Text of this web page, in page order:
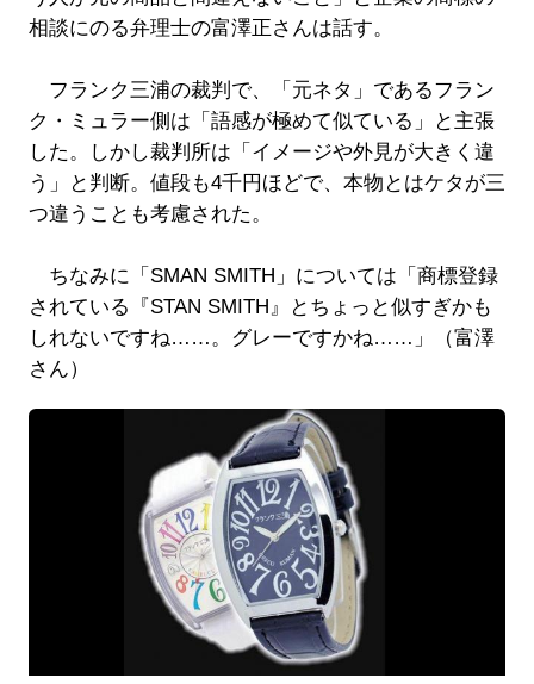
相談にのる弁理士の富澤正さんは話す。
フランク三浦の裁判で、「元ネタ」であるフラン
ク・ミュラー側は「語感が極めて似ている」と主張
した。しかし裁判所は「イメージや外見が大きく違
う」と判断。値段も4千円ほどで、本物とはケタが三
つ違うことも考慮された。
ちなみに「SMAN SMITH」については「商標登録
されている『STAN SMITH』とちょっと似すぎかも
しれないですね……。グレーですかね……」（富澤
さん）